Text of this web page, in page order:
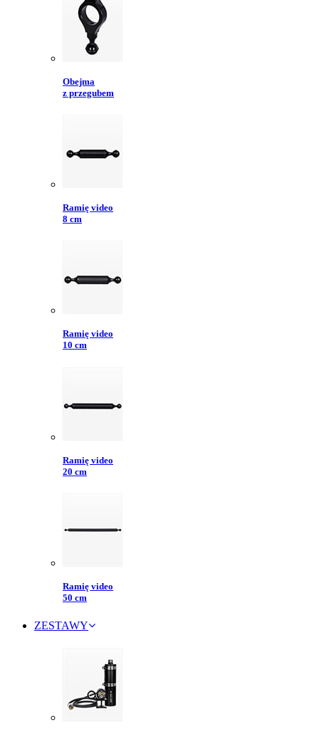
Obejma
z przegubem
Ramię video
8 cm
Ramię video
10 cm
Ramię video
20 cm
Ramię video
50 cm
ZESTAWY